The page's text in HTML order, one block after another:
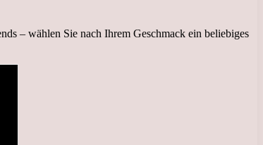
– wählen Sie nach Ihrem Geschmack ein beliebiges